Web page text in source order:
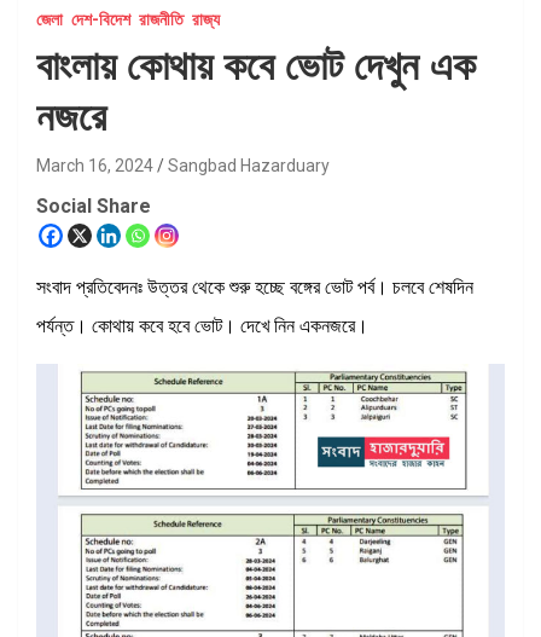
জেলা দেশ-বিদেশ রাজনীতি রাজ্য
বাংলায় কোথায় কবে ভোট দেখুন এক
নজরে
March 16, 2024 Sangbad Hazarduary
Social Share
সংবাদ প্রতিবেদনঃ উত্তর থেকে শুরু হচ্ছে বঙ্গের ভোট পর্ব। চলবে শেষদিন
পর্যন্ত। কোথায় কবে হবে ভোট। দেখে নিন একনজরে।